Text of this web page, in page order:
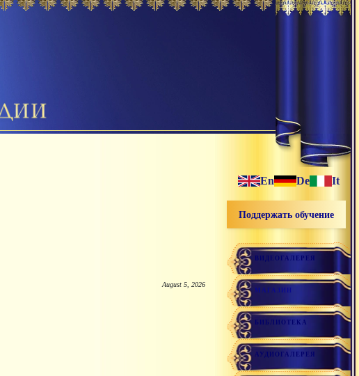
August 5, 2026
En De It
Поддержать обучение
ВИДЕОГАЛЕРЕЯ
МАГАЗИН
БИБЛИОТЕКА
АУДИОГАЛЕРЕЯ